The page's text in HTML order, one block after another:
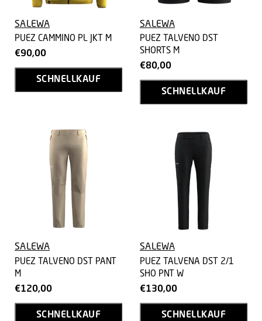
SALEWA
PUEZ CAMMINO PL JKT M
€90,00
SCHNELLKAUF
SALEWA
PUEZ TALVENO DST
SHORTS M
€80,00
SCHNELLKAUF
SALEWA
PUEZ TALVENO DST PANT
M
€120,00
SCHNELLKAUF
SALEWA
PUEZ TALVENA DST 2/1
SHO PNT W
€130,00
SCHNELLKAUF